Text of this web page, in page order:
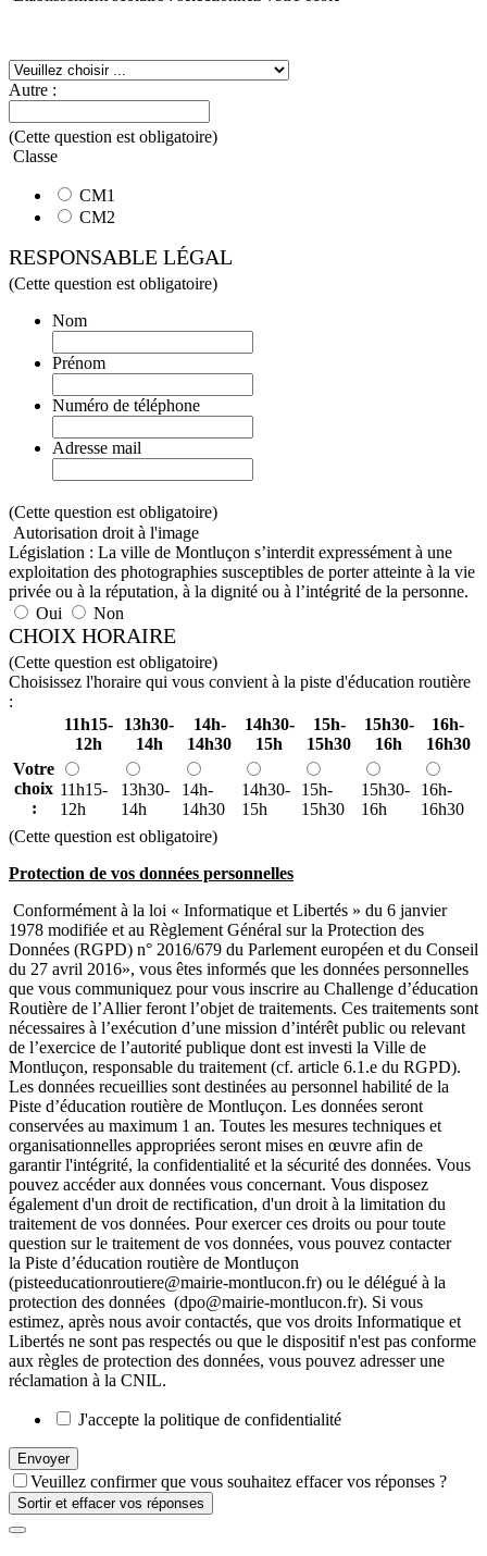
Autre :
(Cette question est obligatoire)
Classe
CM1
CM2
RESPONSABLE LÉGAL
(Cette question est obligatoire)
Nom
Prénom
Numéro de téléphone
Adresse mail
(Cette question est obligatoire)
Autorisation droit à l'image
Législation : La ville de Montluçon s’interdit expressément à une
exploitation des photographies susceptibles de porter atteinte à la vie
privée ou à la réputation, à la dignité ou à l’intégrité de la personne.
Oui
Non
CHOIX HORAIRE
(Cette question est obligatoire)
Choisissez l'horaire qui vous convient à la piste d'éducation routière
:
11h15-
12h
13h30-
14h
14h-
14h30
14h30-
15h
15h-
15h30
15h30-
16h
16h-
16h30
Votre
choix
:
11h15-
12h
13h30-
14h
14h-
14h30
14h30-
15h
15h-
15h30
15h30-
16h
16h-
16h30
(Cette question est obligatoire)
Protection de vos données personnelles
Conformément à la loi « Informatique et Libertés » du 6 janvier
1978 modifiée et au Règlement Général sur la Protection des
Données (RGPD) n° 2016/679 du Parlement européen et du Conseil
du 27 avril 2016», vous êtes informés que les données personnelles
que vous communiquez pour vous inscrire au Challenge d’éducation
Routière de l’Allier feront l’objet de traitements. Ces traitements sont
nécessaires à l’exécution d’une mission d’intérêt public ou relevant
de l’exercice de l’autorité publique dont est investi la Ville de
Montluçon, responsable du traitement (cf. article 6.1.e du RGPD).
Les données recueillies sont destinées au personnel habilité de la
Piste d’éducation routière de Montluçon. Les données seront
conservées au maximum 1 an. Toutes les mesures techniques et
organisationnelles appropriées seront mises en œuvre afin de
garantir l'intégrité, la confidentialité et la sécurité des données. Vous
pouvez accéder aux données vous concernant. Vous disposez
également d'un droit de rectification, d'un droit à la limitation du
traitement de vos données. Pour exercer ces droits ou pour toute
question sur le traitement de vos données, vous pouvez contacter
la Piste d’éducation routière de Montluçon
(pisteeducationroutiere@mairie-montlucon.fr) ou le délégué à la
protection des données (dpo@mairie-montlucon.fr). Si vous
estimez, après nous avoir contactés, que vos droits Informatique et
Libertés ne sont pas respectés ou que le dispositif n'est pas conforme
aux règles de protection des données, vous pouvez adresser une
réclamation à la CNIL.
J'accepte la politique de confidentialité
Envoyer
Veuillez confirmer que vous souhaitez effacer vos réponses ?
Sortir et effacer vos réponses